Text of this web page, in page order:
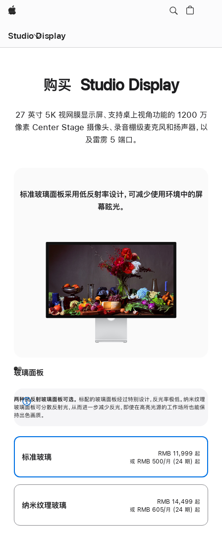
Apple
Studio Display
购买 Studio Display
27 英寸 5K 视网膜显示屏、支持桌上视角功能的 1200 万
像素 Center Stage 摄像头、录音棚级麦克风和扬声器，以
及雷雳 5 端口。
标准玻璃面板采用低反射率设计，可减少使用环境中的屏
幕眩光。
玻璃面板
两种抗反射玻璃面板可选。 标配的玻璃面板经过特别设计，反光率极低。纳米纹理
玻璃面板可分散反射光，从而进一步减少反光，即使在高亮光源的工作场所也能保
持出色画质。
展
开
标准玻璃 RMB 11,999 起
或 RMB 500/月 (24 期) 起
纳米纹理玻璃 RMB 14,499 起
或 RMB 605/月 (24 期) 起